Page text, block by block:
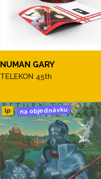
NUMAN GARY
TELEKON 45th
lp na objednávku